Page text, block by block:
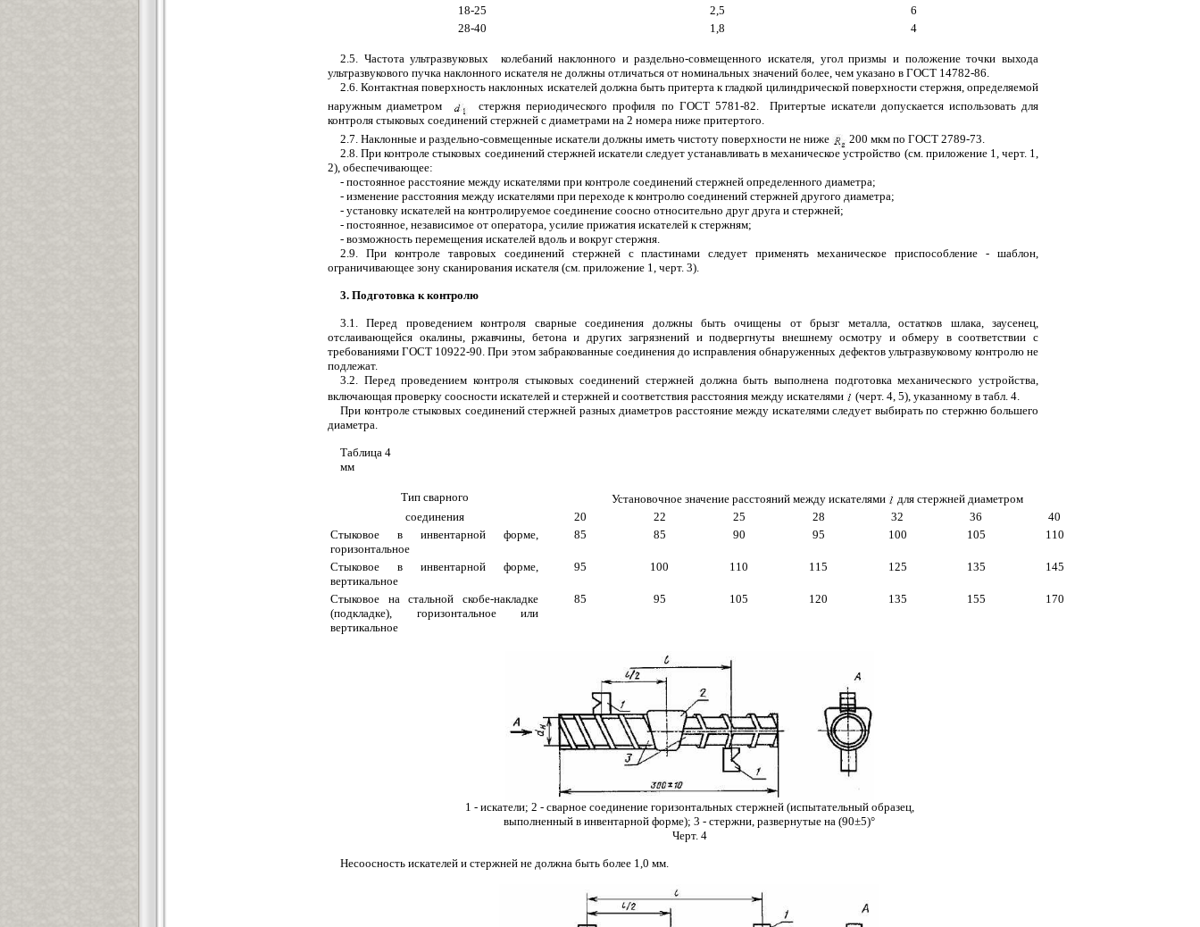
18-25
2,5
6
28-40
1,8 4
2.5. Частота ультразвуковых колебаний наклонного и раздельно-совмещенного искателя, угол призмы и положение точки выхода
ультразвукового пучка наклонного искателя не должны отличаться от номинальных значений более, чем указано в ГОСТ 14782-86.
2.6. Контактная поверхность наклонных искателей должна быть притерта к гладкой цилиндрической поверхности стержня, определяемой
наружным диаметром
стержня периодического профиля по ГОСТ 5781-82. Притертые искатели допускается использовать для
контроля стыковых соединений стержней с диаметрами на 2 номера ниже притертого.
2.7. Наклонные и раздельно-совмещенные искатели должны иметь чистоту поверхности не ниже
200 мкм по ГОСТ 2789-73.
2.8. При контроле стыковых соединений стержней искатели следует устанавливать в механическое устройство (см. приложение 1, черт. 1,
2), обеспечивающее:
- постоянное расстояние между искателями при контроле соединений стержней определенного диаметра;
- изменение расстояния между искателями при переходе к контролю соединений стержней другого диаметра;
- установку искателей на контролируемое соединение соосно относительно друг друга и стержней;
- постоянное, независимое от оператора, усилие прижатия искателей к стержням;
- возможность перемещения искателей вдоль и вокруг стержня.
2.9. При контроле тавровых соединений стержней с пластинами следует применять механическое приспособление - шаблон,
ограничивающее зону сканирования искателя (см. приложение 1, черт. 3).
3. Подготовка к контролю
3.1. Перед проведением контроля сварные соединения должны быть очищены от брызг металла, остатков шлака, заусенец,
отслаивающейся окалины, ржавчины, бетона и других загрязнений и подвергнуты внешнему осмотру и обмеру в соответствии с
требованиями ГОСТ 10922-90. При этом забракованные соединения до исправления обнаруженных дефектов ультразвуковому контролю не
подлежат.
3.2. Перед проведением контроля стыковых соединений стержней должна быть выполнена подготовка механического устройства,
включающая проверку соосности искателей и стержней и соответствия расстояния между искателями
(черт. 4, 5), указанному в табл. 4.
При контроле стыковых соединений стержней разных диаметров расстояние между искателями следует выбирать по стержню большего
диаметра.
Таблица 4
мм
Тип сварного Установочное значение расстояний между искателями
для стержней диаметром
соединения
20 22 25 28 32 36
40
Стыковое в инвентарной форме,
горизонтальное
85 85 90 95 100 105 110
Стыковое в инвентарной форме,
вертикальное
95 100 110 115 125 135 145
Стыковое на стальной скобе-накладке
(подкладке), горизонтальное или
вертикальное
85 95 105 120 135 155 170
1 - искатели; 2 - сварное соединение горизонтальных стержней (испытательный образец,
выполненный в инвентарной форме); 3 - стержни, развернутые на (90±5)°
Черт. 4
Несоосность искателей и стержней не должна быть более 1,0 мм.